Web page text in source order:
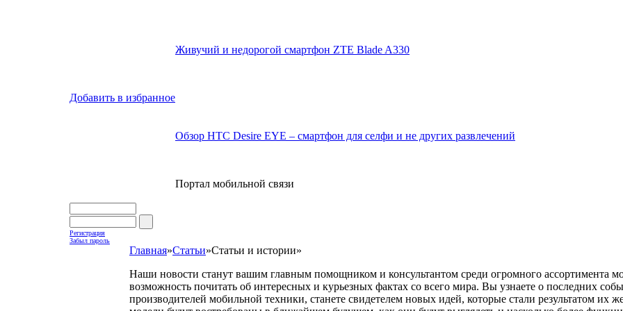
Добавить в избранное
Живучий и недорогой смартфон ZTE Blade A330
Обзор HTC Desire EYE – смартфон для селфи и не других развлечений
Портал мобильной связи
Регистрация
Забыл пароль
Главная»Статьи»Статьи и истории»
Наши новости станут вашим главным помощником и консультантом среди огромного ассортимента
возможность почитать об интересных и курьезных фактах со всего мира. Вы узнаете о последних
производителей мобильной техники, станете свидетелем новых идей, которые стали результатом их